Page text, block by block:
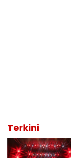
Terkini